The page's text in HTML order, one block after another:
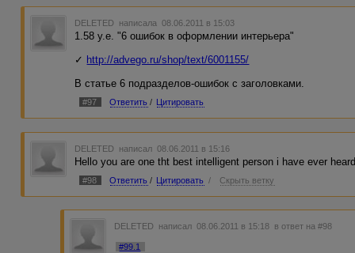
DELETED написала 08.06.2011 в 15:03
1.58 у.е. "6 ошибок в оформлении интерьера"
✓ http://advego.ru/shop/text/6001155/
В статье 6 подразделов-ошибок с заголовками.
#97 Ответить / Цитировать
DELETED написал 08.06.2011 в 15:16
Hello you are one tht best intelligent person i have ever
#98 Ответить / Цитировать / Скрыть ветку
DELETED написал 08.06.2011 в 15:18 в ответ на #98
#99.1